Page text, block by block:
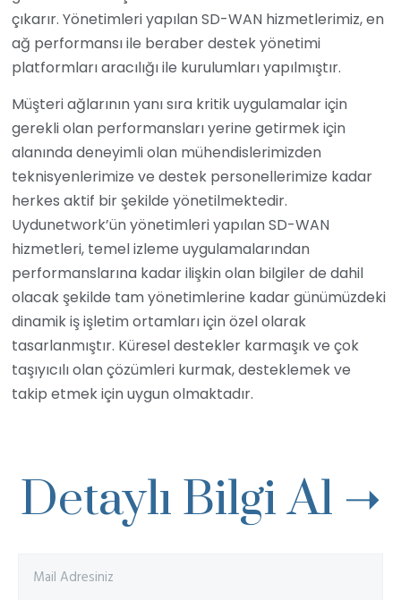
çıkarır. Yönetimleri yapılan SD-WAN hizmetlerimiz, en
ağ performansı ile beraber destek yönetimi
platformları aracılığı ile kurulumları yapılmıştır.
Müşteri ağlarının yanı sıra kritik uygulamalar için
gerekli olan performansları yerine getirmek için
alanında deneyimli olan mühendislerimizden
teknisyenlerimize ve destek personellerimize kadar
herkes aktif bir şekilde yönetilmektedir.
Uydunetwork’ün yönetimleri yapılan SD-WAN
hizmetleri, temel izleme uygulamalarından
performanslarına kadar ilişkin olan bilgiler de dahil
olacak şekilde tam yönetimlerine kadar günümüzdeki
dinamik iş işletim ortamları için özel olarak
tasarlanmıştır. Küresel destekler karmaşık ve çok
taşıyıcılı olan çözümleri kurmak, desteklemek ve
takip etmek için uygun olmaktadır.
Detaylı Bilgi Al ➝